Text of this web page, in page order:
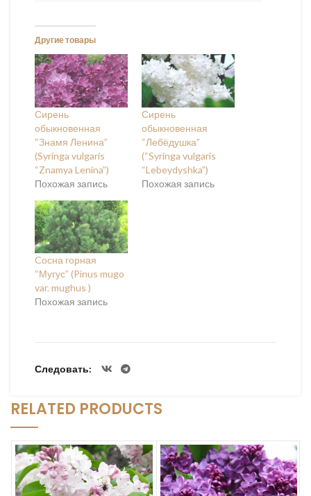
Другие товары
Сирень
обыкновенная
“Знамя Ленина”
(Syringa vulgaris
“Znamya Lenina”)
Похожая запись
Сирень
обыкновенная
“Лебёдушка”
(“Syringa vulgaris
“Lebeydyshka”)
Похожая запись
Cосна горная
“Мугус” (Pinus mugo
var. mughus )
Похожая запись
Следовать
RELATED PRODUCTS